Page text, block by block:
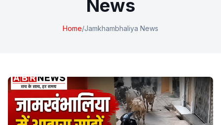
News
Home/Jamkhambhaliya News